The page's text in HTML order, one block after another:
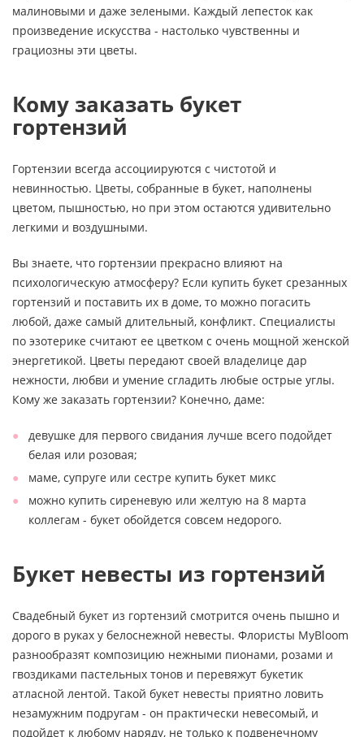
малиновыми и даже зелеными. Каждый лепесток как
произведение искусства - настолько чувственны и
грациозны эти цветы.
Кому заказать букет
гортензий
Гортензии всегда ассоциируются с чистотой и
невинностью. Цветы, собранные в букет, наполнены
цветом, пышностью, но при этом остаются удивительно
легкими и воздушными.
Вы знаете, что гортензии прекрасно влияют на
психологическую атмосферу? Если купить букет срезанных
гортензий и поставить их в доме, то можно погасить
любой, даже самый длительный, конфликт. Специалисты
по эзотерике считают ее цветком с очень мощной женской
энергетикой. Цветы передают своей владелице дар
нежности, любви и умение сгладить любые острые углы.
Кому же заказать гортензии? Конечно, даме:
девушке для первого свидания лучше всего подойдет
белая или розовая;
маме, супруге или сестре купить букет микс
можно купить сиреневую или желтую на 8 марта
коллегам - букет обойдется совсем недорого.
Букет невесты из гортензий
Свадебный букет из гортензий смотрится очень пышно и
дорого в руках у белоснежной невесты. Флористы MyBloom
разнообразят композицию нежными пионами, розами и
гвоздиками пастельных тонов и перевяжут букетик
атласной лентой. Такой букет невесты приятно ловить
незамужним подругам - он практически невесомый, и
подойдет к любому наряду, не только к подвенечному